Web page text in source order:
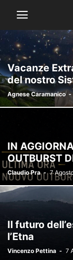
Vacanze
del nostro
Agnese Caramanico -
IN
OUTBURST
Claudio Pra - 7
Il futuro
l’Etna
Vincenzo Pettina - 7